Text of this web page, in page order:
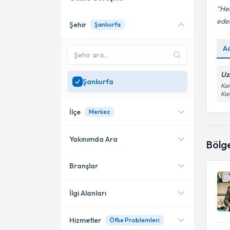
Online danışmanlık sunan
SadeceŞanlıurfa
bölgesinde uzman ara
Şehir Şanlıurfa
Şanlıurfa
İlçe Merkez
Karaköprü
Haliliye
Yakınımda Ara
Konumuma yakın uzmanları
Branşlar
Klinik Psikolog
İlgi Alanları
Hizmetler Öfke Problemleri